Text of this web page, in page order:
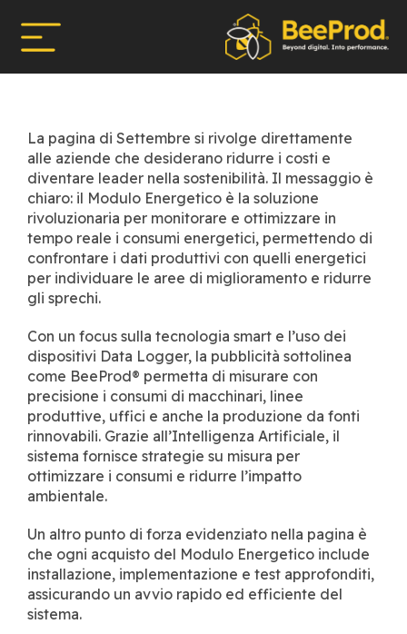
La pagina di Settembre si rivolge direttamente
alle aziende che desiderano ridurre i costi e
diventare leader nella sostenibilità. Il messaggio è
chiaro: il Modulo Energetico è la soluzione
rivoluzionaria per monitorare e ottimizzare in
tempo reale i consumi energetici, permettendo di
confrontare i dati produttivi con quelli energetici
per individuare le aree di miglioramento e ridurre
gli sprechi.
Con un focus sulla tecnologia smart e l’uso dei
dispositivi Data Logger, la pubblicità sottolinea
come BeeProd® permetta di misurare con
precisione i consumi di macchinari, linee
produttive, uffici e anche la produzione da fonti
rinnovabili. Grazie all’Intelligenza Artificiale, il
sistema fornisce strategie su misura per
ottimizzare i consumi e ridurre l’impatto
ambientale.
Un altro punto di forza evidenziato nella pagina è
che ogni acquisto del Modulo Energetico include
installazione, implementazione e test approfonditi,
assicurando un avvio rapido ed efficiente del
sistema.